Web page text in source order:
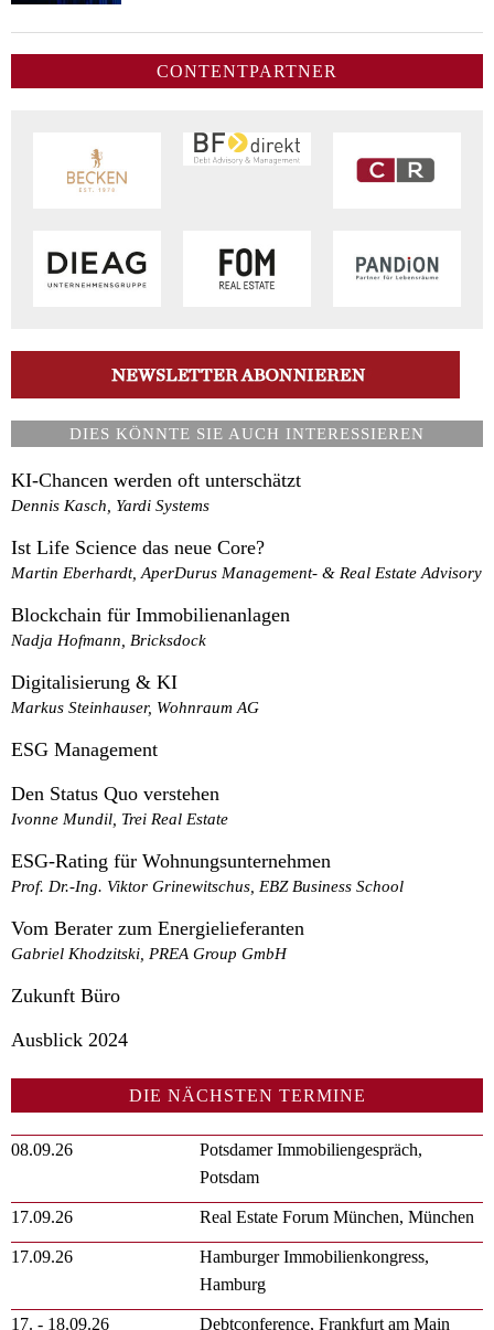
CONTENTPARTNER
DIES KÖNNTE SIE AUCH INTERESSIEREN
KI-Chancen werden oft unterschätzt
Dennis Kasch, Yardi Systems
Ist Life Science das neue Core?
Martin Eberhardt, AperDurus Management- & Real Estate Advisory
Blockchain für Immobilienanlagen
Nadja Hofmann, Bricksdock
Digitalisierung & KI
Markus Steinhauser, Wohnraum AG
ESG Management
Den Status Quo verstehen
Ivonne Mundil, Trei Real Estate
ESG-Rating für Wohnungsunternehmen
Prof. Dr.-Ing. Viktor Grinewitschus, EBZ Business School
Vom Berater zum Energielieferanten
Gabriel Khodzitski, PREA Group GmbH
Zukunft Büro
Ausblick 2024
DIE NÄCHSTEN TERMINE
08.09.26
Potsdamer Immobiliengespräch,
Potsdam
17.09.26 Real Estate Forum München, München
17.09.26
Hamburger Immobilienkongress,
Hamburg
17. - 18.09.26 Debtconference, Frankfurt am Main